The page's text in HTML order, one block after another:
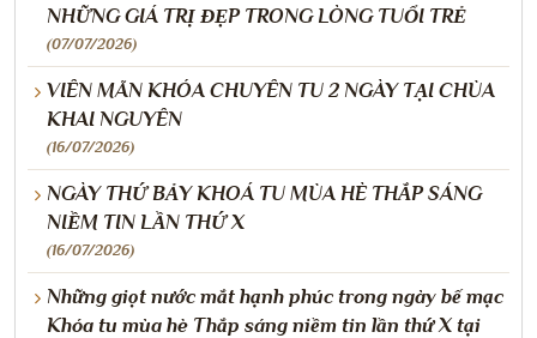
NHỮNG GIÁ TRỊ ĐẸP TRONG LÒNG TUỔI TRẺ
(07/07/2026)
VIÊN MÃN KHÓA CHUYÊN TU 2 NGÀY TẠI CHÙA
KHAI NGUYÊN
(16/07/2026)
NGÀY THỨ BẢY KHOÁ TU MÙA HÈ THẮP SÁNG
NIỀM TIN LẦN THỨ X
(16/07/2026)
Những giọt nước mắt hạnh phúc trong ngày bế mạc
Khóa tu mùa hè Thắp sáng niềm tin lần thứ X tại